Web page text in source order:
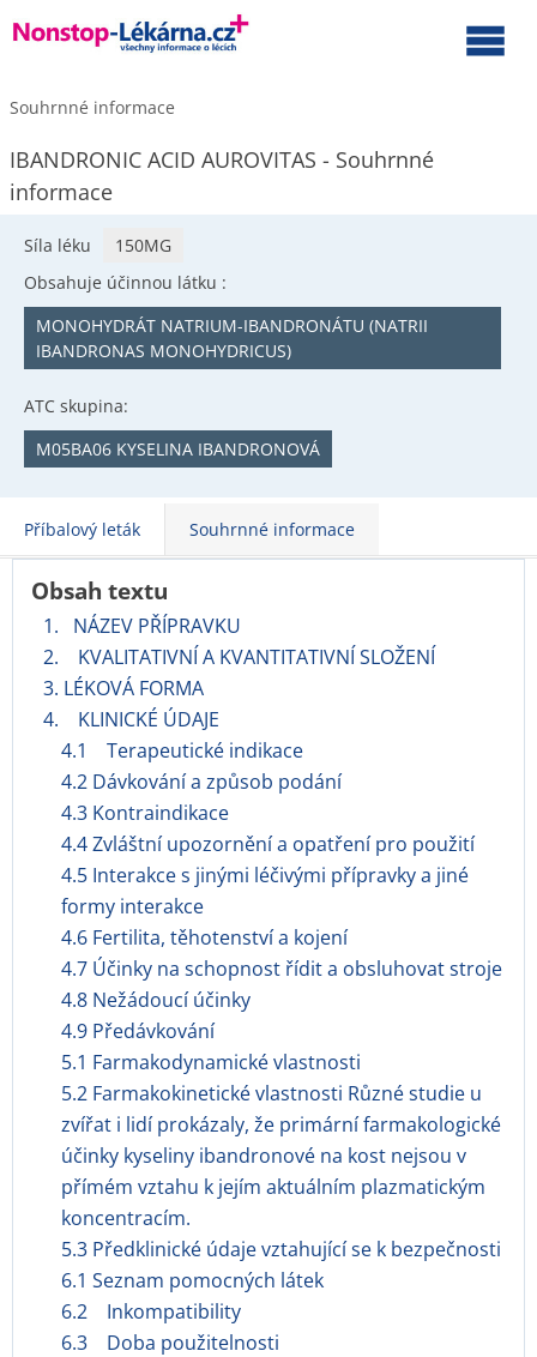
Souhrnné informace
IBANDRONIC ACID AUROVITAS - Souhrnné
informace
Síla léku
150MG
Obsahuje účinnou látku :
MONOHYDRÁT NATRIUM-IBANDRONÁTU (NATRII
IBANDRONAS MONOHYDRICUS)
ATC skupina:
M05BA06 KYSELINA IBANDRONOVÁ
Příbalový leták Souhrnné informace
Obsah textu
1. NÁZEV PŘÍPRAVKU
2. KVALITATIVNÍ A KVANTITATIVNÍ SLOŽENÍ
3. LÉKOVÁ FORMA
4. KLINICKÉ ÚDAJE
4.1 Terapeutické indikace
4.2 Dávkování a způsob podání
4.3 Kontraindikace
4.4 Zvláštní upozornění a opatření pro použití
4.5 Interakce s jinými léčivými přípravky a jiné
formy interakce
4.6 Fertilita, těhotenství a kojení
4.7 Účinky na schopnost řídit a obsluhovat stroje
4.8 Nežádoucí účinky
4.9 Předávkování
5.1 Farmakodynamické vlastnosti
5.2 Farmakokinetické vlastnosti Různé studie u
zvířat i lidí prokázaly, že primární farmakologické
účinky kyseliny ibandronové na kost nejsou v
přímém vztahu k jejím aktuálním plazmatickým
koncentracím.
5.3 Předklinické údaje vztahující se k bezpečnosti
6.1 Seznam pomocných látek
6.2 Inkompatibility
6.3 Doba použitelnosti